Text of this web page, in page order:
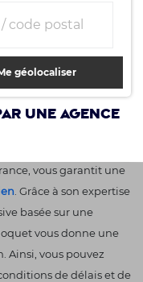
géolocaliser
une agence
vous garantit une
. Grâce à son expertise
basée sur une
vous donne une
Ainsi, vous pouvez
de délais et de